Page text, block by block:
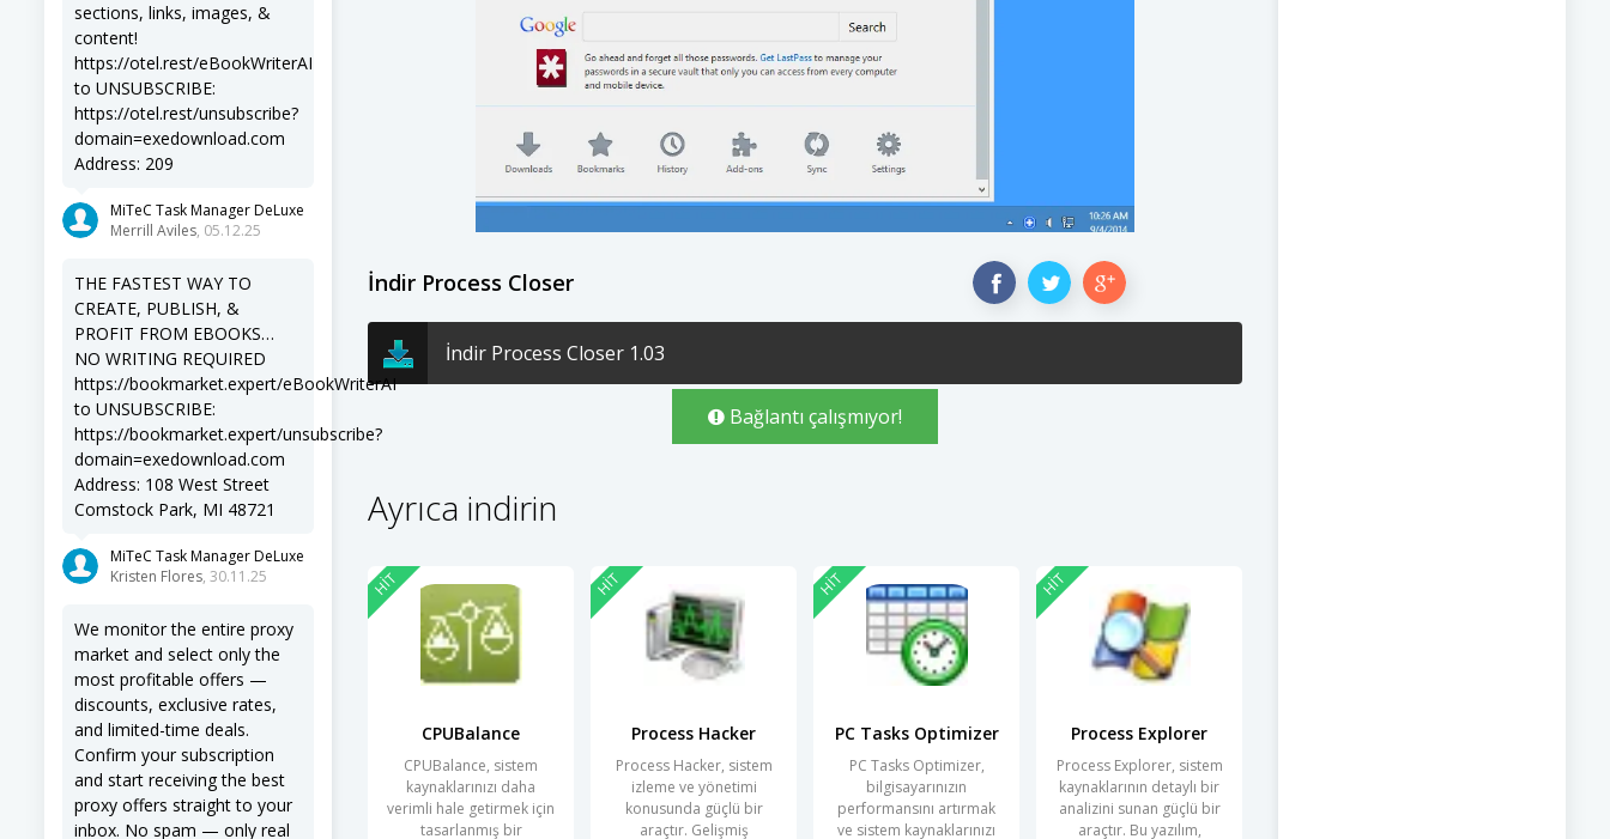
sections, links, images, &
content!
https://otel.rest/eBookWriterAI
to UNSUBSCRIBE:
https://otel.rest/unsubscribe?
domain=exedownload.com
Address: 209
MiTeC Task Manager DeLuxe
Merrill Aviles, 05.12.25
THE FASTEST WAY TO
CREATE, PUBLISH, &
PROFIT FROM EBOOKS…
NO WRITING REQUIRED
https://bookmarket.expert/eBookWriterAI
to UNSUBSCRIBE:
https://bookmarket.expert/unsubscribe?
domain=exedownload.com
Address: 108 West Street
Comstock Park, MI 48721
MiTeC Task Manager DeLuxe
Kristen Flores, 30.11.25
We monitor the entire proxy
market and select only the
most profitable offers —
discounts, exclusive rates,
and limited-time deals.
Confirm your subscription
and start receiving the best
proxy offers straight to your
inbox. No spam — only real
İndir Process Closer
İndir Process Closer 1.03
Bağlantı çalışmıyor!
Ayrıca indirin
CPUBalance
CPUBalance, sistem
kaynaklarınızı daha
verimli hale getirmek için
tasarlanmış bir
HIT
Process Hacker
Process Hacker, sistem
izleme ve yönetimi
konusunda güçlü bir
araçtır. Gelişmiş
HIT
PC Tasks Optimizer
PC Tasks Optimizer,
bilgisayarınızın
performansını artırmak
ve sistem kaynaklarınızı
HIT
Process Explorer
Process Explorer, sistem
kaynaklarının detaylı bir
analizini sunan güçlü bir
araçtır. Bu yazılım,
HIT